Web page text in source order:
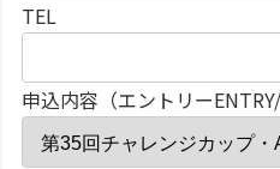
TEL
申込内容（エントリー